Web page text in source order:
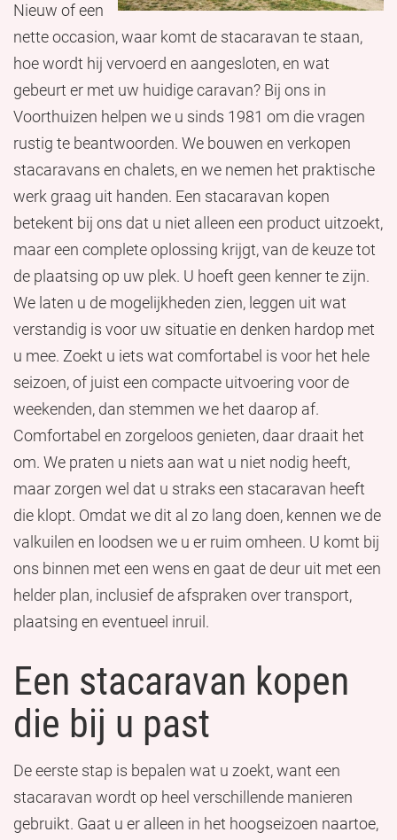
Nieuw of een
nette occasion, waar komt de stacaravan te staan,
hoe wordt hij vervoerd en aangesloten, en wat
gebeurt er met uw huidige caravan? Bij ons in
Voorthuizen helpen we u sinds 1981 om die vragen
rustig te beantwoorden. We bouwen en verkopen
stacaravans en chalets, en we nemen het praktische
werk graag uit handen. Een stacaravan kopen
betekent bij ons dat u niet alleen een product uitzoekt,
maar een complete oplossing krijgt, van de keuze tot
de plaatsing op uw plek. U hoeft geen kenner te zijn.
We laten u de mogelijkheden zien, leggen uit wat
verstandig is voor uw situatie en denken hardop met
u mee. Zoekt u iets wat comfortabel is voor het hele
seizoen, of juist een compacte uitvoering voor de
weekenden, dan stemmen we het daarop af.
Comfortabel en zorgeloos genieten, daar draait het
om. We praten u niets aan wat u niet nodig heeft,
maar zorgen wel dat u straks een stacaravan heeft
die klopt. Omdat we dit al zo lang doen, kennen we de
valkuilen en loodsen we u er ruim omheen. U komt bij
ons binnen met een wens en gaat de deur uit met een
helder plan, inclusief de afspraken over transport,
plaatsing en eventueel inruil.
Een stacaravan kopen
die bij u past
De eerste stap is bepalen wat u zoekt, want een
stacaravan wordt op heel verschillende manieren
gebruikt. Gaat u er alleen in het hoogseizoen naartoe,